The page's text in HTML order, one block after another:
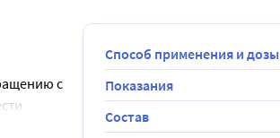
с
Способ применения и дозы
Показания
Состав